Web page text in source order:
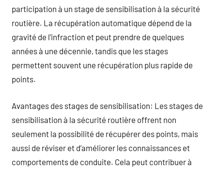
participation à un stage de sensibilisation à la sécurité
routière. La récupération automatique dépend de la
gravité de l’infraction et peut prendre de quelques
années à une décennie, tandis que les stages
permettent souvent une récupération plus rapide de
points.
Avantages des stages de sensibilisation: Les stages de
sensibilisation à la sécurité routière offrent non
seulement la possibilité de récupérer des points, mais
aussi de réviser et d’améliorer les connaissances et
comportements de conduite. Cela peut contribuer à